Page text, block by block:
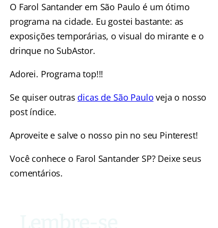
O Farol Santander em São Paulo é um ótimo
programa na cidade. Eu gostei bastante: as
exposições temporárias, o visual do mirante e o
drinque no SubAstor.
Adorei. Programa top!!!
Se quiser outras dicas de São Paulo veja o nosso
post índice.
Aproveite e salve o nosso pin no seu Pinterest!
Você conhece o Farol Santander SP? Deixe seus
comentários.